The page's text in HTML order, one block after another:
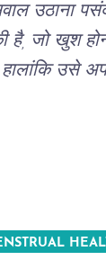
उठाना
है, जो खुश
हालांकि उसे